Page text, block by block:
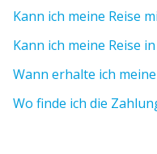
Kann ich meine Reise
Kann ich meine Reise
Wann erhalte ich
Wo finde ich die